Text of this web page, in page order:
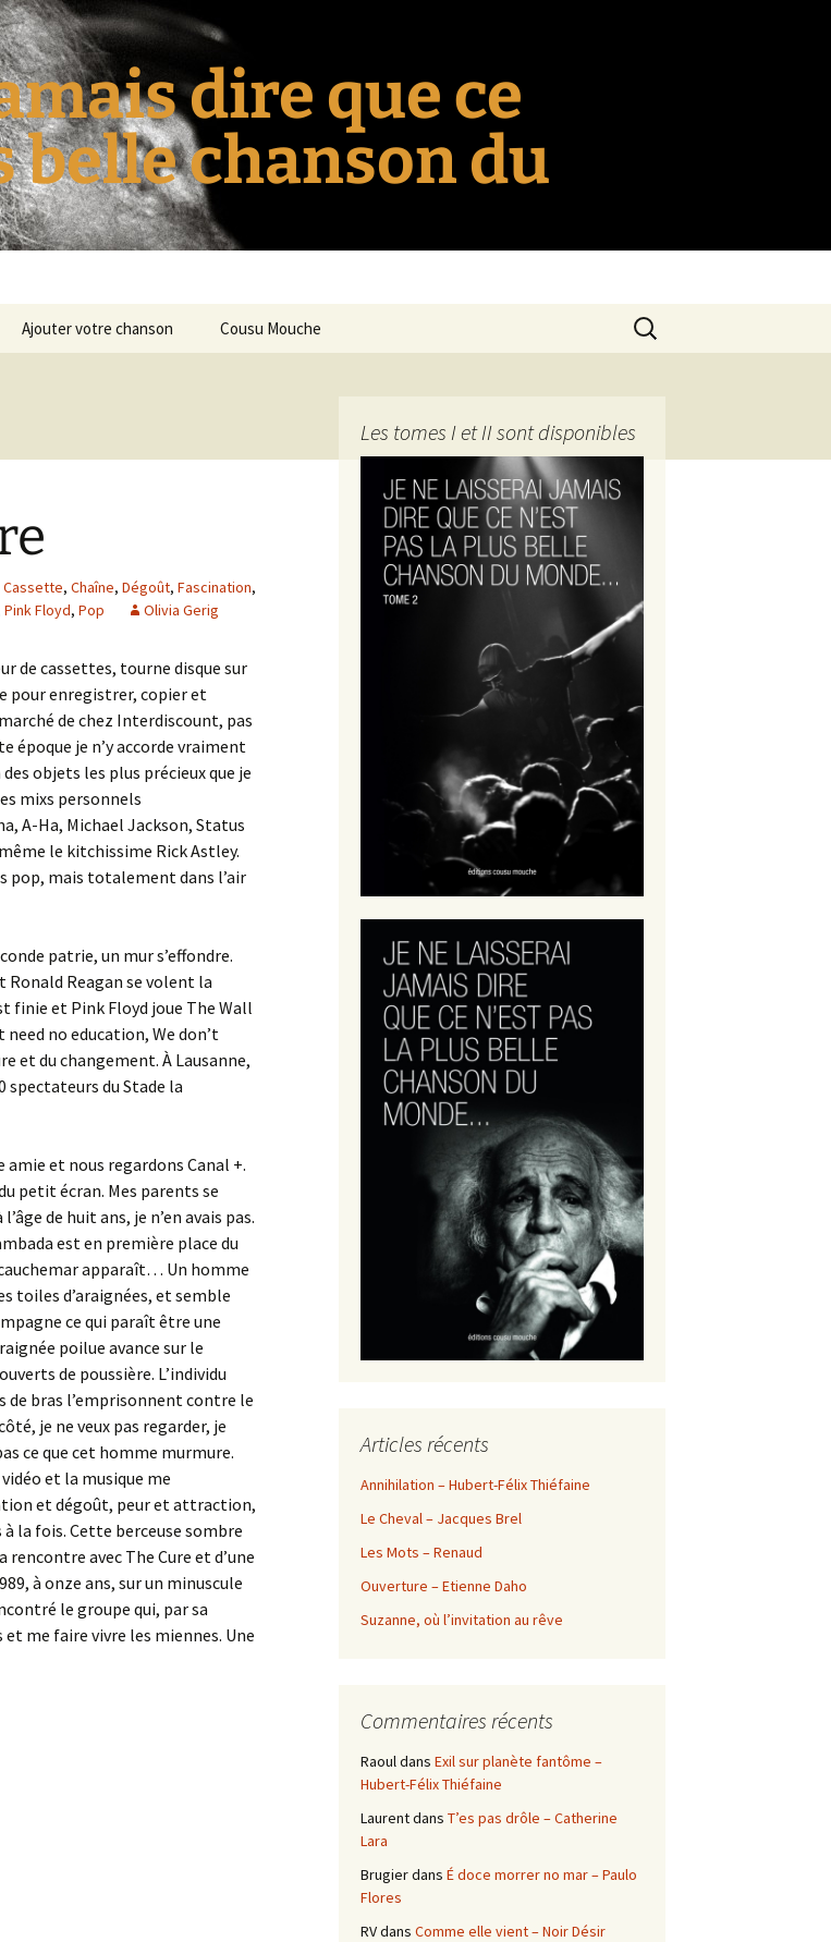
dire que ce
belle chanson du
Ajouter votre chanson Cousu Mouche
Rechercher :
Cassette, Chaîne, Dégoût, Fascination,
Pink Floyd, Pop Olivia Gerig
de cassettes, tourne disque sur
pour enregistrer, copier et
de chez Interdiscount, pas
époque je n’y accorde vraiment
des objets les plus précieux que je
mixs personnels
A-Ha, Michael Jackson, Status
le kitchissime Rick Astley.
pop, mais totalement dans l’air
patrie, un mur s’effondre.
Ronald Reagan se volent la
finie et Pink Floyd joue The Wall
need no education, We don’t
et du changement. À Lausanne,
spectateurs du Stade la
amie et nous regardons Canal +.
petit écran. Mes parents se
de huit ans, je n’en avais pas.
est en première place du
apparaît… Un homme
toiles d’araignées, et semble
ce qui paraît être une
poilue avance sur le
de poussière. L’individu
de bras l’emprisonnent contre le
je ne veux pas regarder, je
ce que cet homme murmure.
et la musique me
et dégoût, peur et attraction,
la fois. Cette berceuse sombre
avec The Cure et d’une
à onze ans, sur un minuscule
le groupe qui, par sa
me faire vivre les miennes. Une
Les tomes I et II sont disponibles
Articles récents
Annihilation – Hubert-Félix Thiéfaine
Le Cheval – Jacques Brel
Les Mots – Renaud
Ouverture – Etienne Daho
Suzanne, où l’invitation au rêve
Commentaires récents
Raouldans Exil sur planète fantôme –
Hubert-Félix Thiéfaine
Laurentdans T’es pas drôle – Catherine
Lara
Brugierdans É doce morrer no mar – Paulo
Flores
RVdans Comme elle vient – Noir Désir